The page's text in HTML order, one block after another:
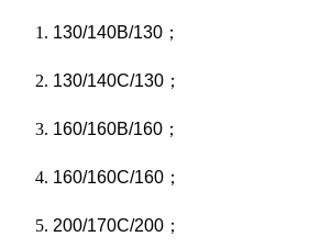
130/140B/130；
130/140C/130；
160/160B/160；
160/160C/160；
200/170C/200；